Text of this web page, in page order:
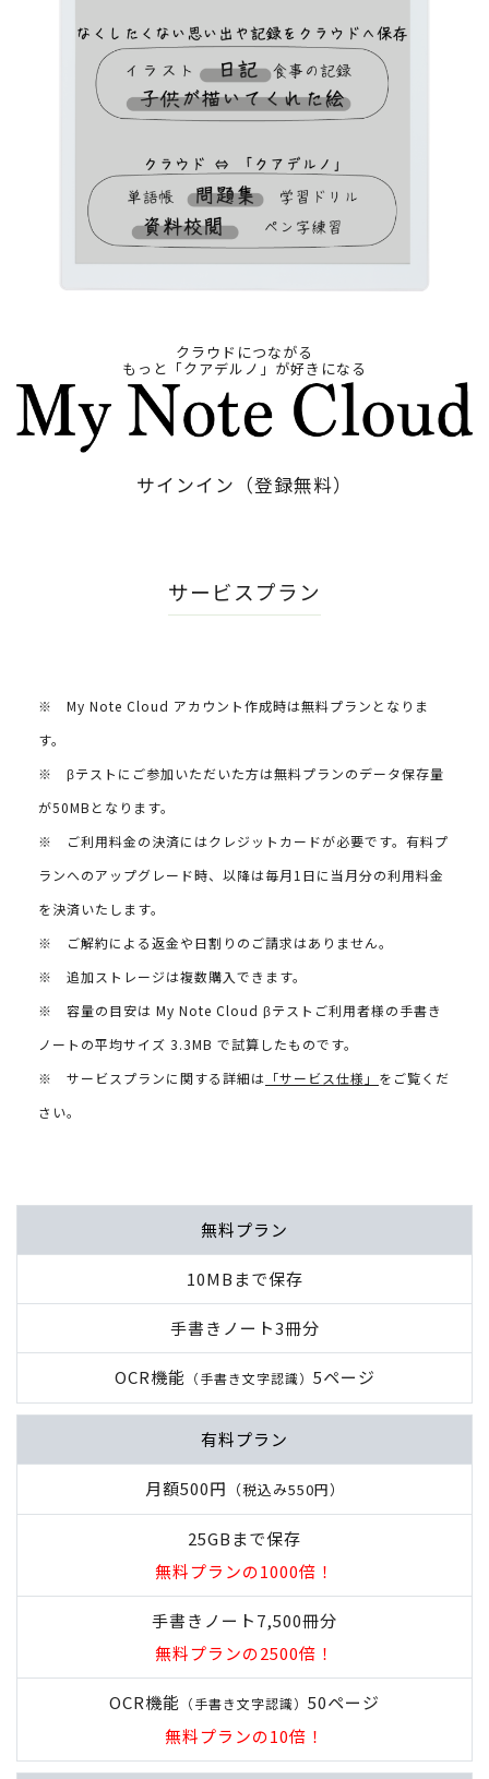
クラウドにつながる
もっと「クアデルノ」が好きになる
サインイン（登録無料）
サービスプラン
※ My Note Cloud アカウント作成時は無料プランとなりま
す。
※ βテストにご参加いただいた方は無料プランのデータ保存量
が50MBとなります。
※ ご利用料金の決済にはクレジットカードが必要です。有料プ
ランへのアップグレード時、以降は毎月1日に当月分の利用料金
を決済いたします。
※ ご解約による返金や日割りのご請求はありません。
※ 追加ストレージは複数購入できます。
※ 容量の目安は My Note Cloud βテストご利用者様の手書き
ノートの平均サイズ 3.3MB で試算したものです。
※ サービスプランに関する詳細は 「サービス仕様」 をご覧くだ
さい。
無料プラン
10MBまで保存
手書きノート3冊分
OCR機能 （手書き文字認識） 5ページ
有料プラン
月額500円 （税込み550円）
25GBまで保存
無料プランの1000倍！
手書きノート7,500冊分
無料プランの2500倍！
OCR機能 （手書き文字認識） 50ページ
無料プランの10倍！